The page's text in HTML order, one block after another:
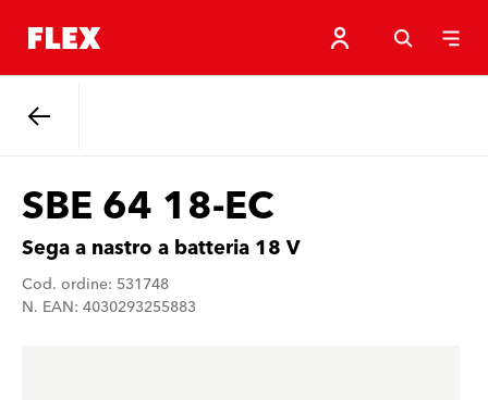
SBE 64 18-EC
Sega a nastro a batteria 18 V
Cod. ordine: 531748
N. EAN: 4030293255883